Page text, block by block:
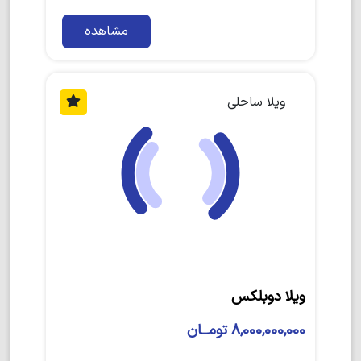
مشاهده
ویلا ساحلی
ویلا دوبلکس
8,000,000,000 تومــان